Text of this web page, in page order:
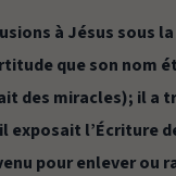
à Jésus sous
que son nom
des miracles); il a
l’Écriture
pour enlever ou